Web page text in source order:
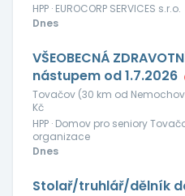
HPP · EUROCORP SERVICES s.r.o.
Dnes
VŠEOBECNÁ
nástupem od 1.7.2026
Tovačov (30 km od
Kč
HPP · Domov pro seniory
organizace
Dnes
Stolař/truhlář/dělník